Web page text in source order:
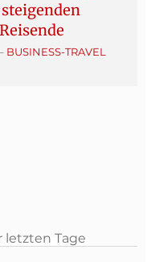
BUSINESS-TRAVEL
Tage